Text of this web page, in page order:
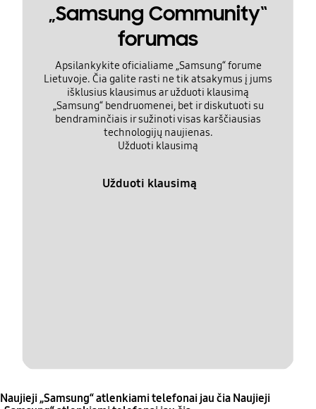
„Samsung Community“
forumas
Apsilankykite oficialiame „Samsung“ forume
Lietuvoje. Čia galite rasti ne tik atsakymus į jums
išklusius klausimus ar užduoti klausimą
„Samsung“ bendruomenei, bet ir diskutuoti su
bendraminčiais ir sužinoti visas karščiausias
technologijų naujienas.
Užduoti klausimą
Užduoti klausimą
Naujieji „Samsung“ atlenkiami telefonai jau čia Naujieji